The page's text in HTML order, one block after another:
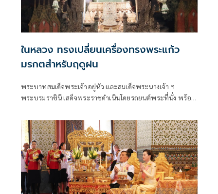
ในหลวง ทรงเปลี่ยนเครื่องทรงพระแก้ว
มรกตสำหรับฤดูฝน
พระบาทสมเด็จพระเจ้าอยู่หัว และสมเด็จพระนางเจ้า ฯ
พระบรมราชินี เสด็จพระราชดำเนินโดยรถยนต์พระที่นั่ง พร้อม
สมเด็จพระเจ้าลูกยาเธอ เจ้าฟ้าทีปังกรรัศมีโชติ มหาวชิโรตตมา
งกูร สิริวิบูลยราชกุมาร